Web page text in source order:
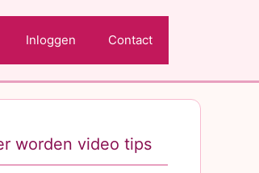
Inloggen Contact
worden video tips